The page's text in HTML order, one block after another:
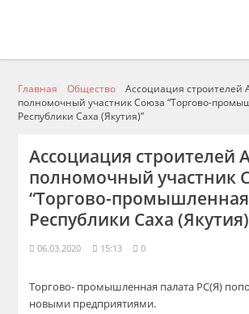
Главная Общество
Ассоциация строителей
полномочный участник Союза “Торгово-
Республики Саха (Якутия)”
Ассоциация строителей
полномочный участник
“Торгово-
Республики Саха
06.03.2020 15:13 0
Торгово- промышленная палата РС(Я)
новыми предприятиями.